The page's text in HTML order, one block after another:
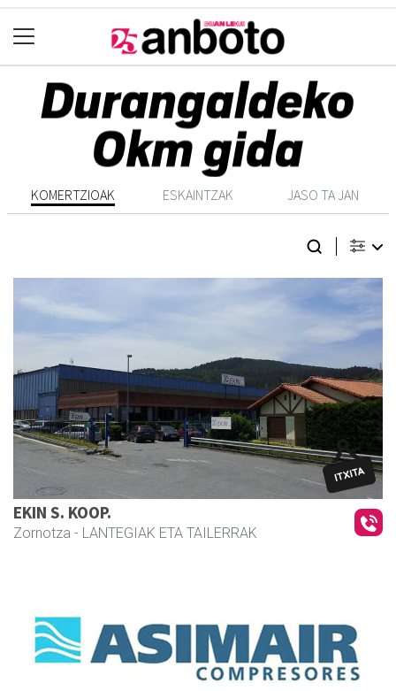
KOMERTZIOAK ESKAINTZAK JASO TA JAN
EKIN S. KOOP.
Zornotza - LANTEGIAK ETA TAILERRAK